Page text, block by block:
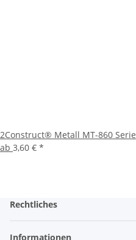
2Construct® Metall MT-860 Serie
ab 3,60 € *
Rechtliches
Informationen